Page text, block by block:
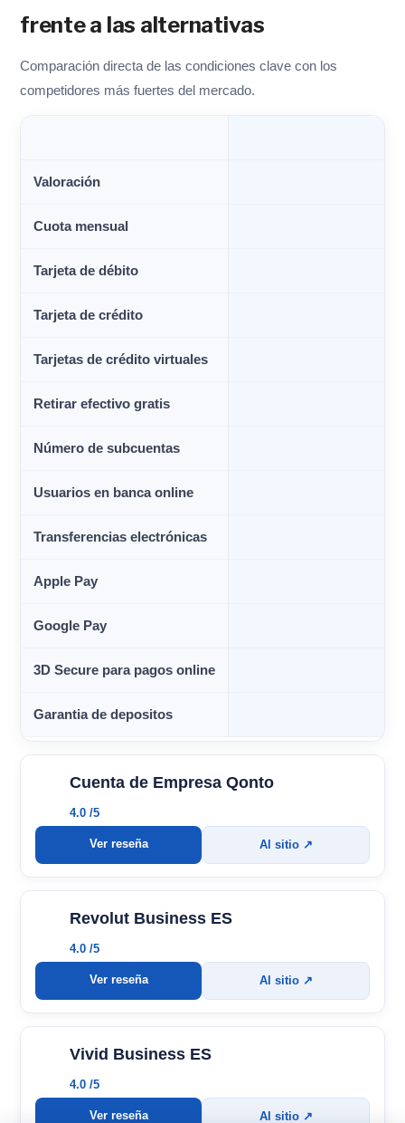
frente a las alternativas
Comparación directa de las condiciones clave con los
competidores más fuertes del mercado.
Valoración
Cuota mensual
Tarjeta de débito
Tarjeta de crédito
Tarjetas de crédito virtuales
Retirar efectivo gratis
Número de subcuentas
Usuarios en banca online
Transferencias electrónicas
Apple Pay
Google Pay
3D Secure para pagos online
Garantia de depositos
Cuenta de Empresa Qonto
4.0 /5
Ver reseña Al sitio ↗
Revolut Business ES
4.0 /5
Ver reseña Al sitio ↗
Vivid Business ES
4.0 /5
Ver reseña Al sitio ↗